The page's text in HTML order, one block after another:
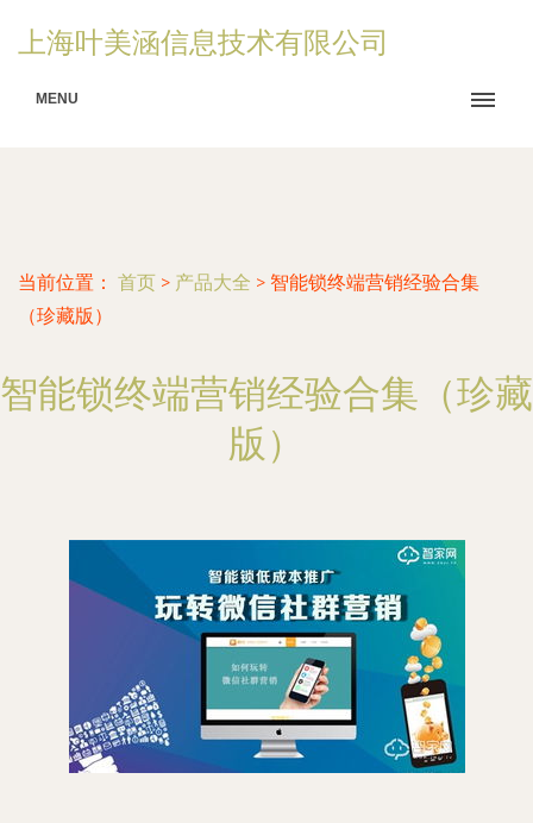
上海叶美涵信息技术有限公司
MENU
当前位置： 首页 > 产品大全 > 智能锁终端营销经验合集
（珍藏版）
智能锁终端营销经验合集（珍藏
版）